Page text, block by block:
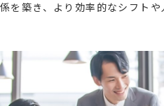
係を築き、より効率的なシフトや